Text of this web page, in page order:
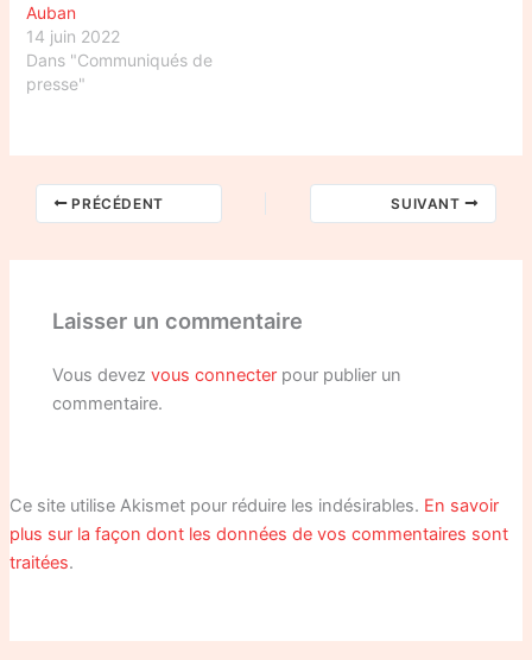
Auban
14 juin 2022
Dans "Communiqués de
presse"
PRÉCÉDENT SUIVANT
Laisser un commentaire
Vous devezvous connecter pour publier un
commentaire.
Ce site utilise Akismet pour réduire les indésirables. En savoir
plus sur la façon dont les données de vos commentaires sont
traitées.